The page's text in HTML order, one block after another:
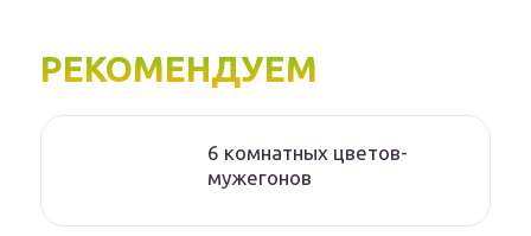
РЕКОМЕНДУЕМ
6 комнатных цветов-
мужегонов